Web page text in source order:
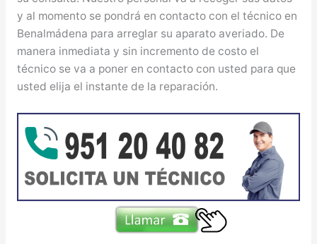
y al momento se pondrá en contacto con el técnico en
Benalmádena para arreglar su aparato averiado. De
manera inmediata y sin incremento de costo el
técnico se va a poner en contacto con usted para que
usted elija el instante de la reparación.